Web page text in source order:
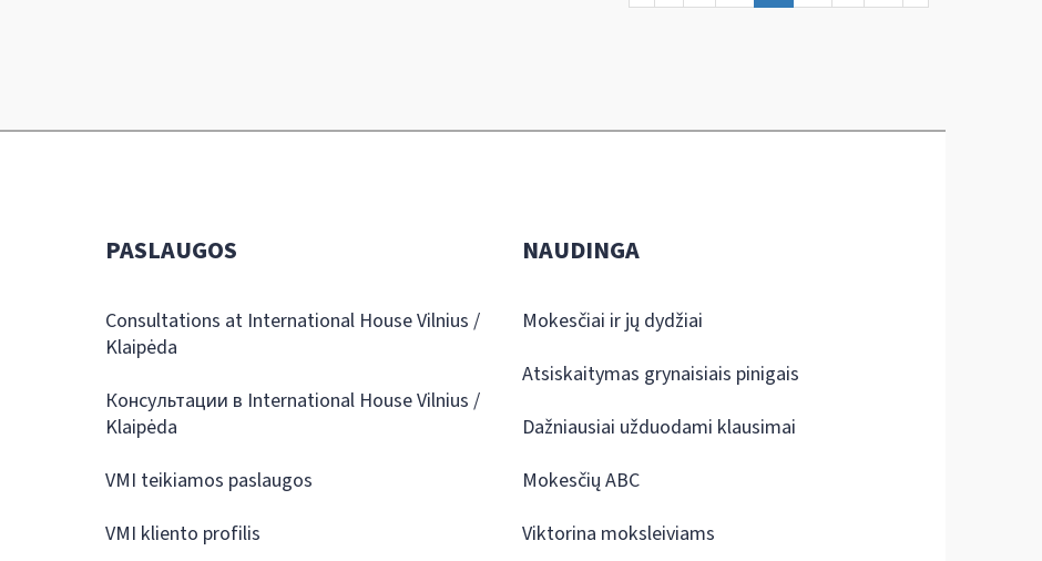
PASLAUGOS
Consultations at International House Vilnius /
Klaipėda
Консультации в International House Vilnius /
Klaipėda
VMI teikiamos paslaugos
VMI kliento profilis
NAUDINGA
Mokesčiai ir jų dydžiai
Atsiskaitymas grynaisiais pinigais
Dažniausiai užduodami klausimai
Mokesčių ABC
Viktorina moksleiviams